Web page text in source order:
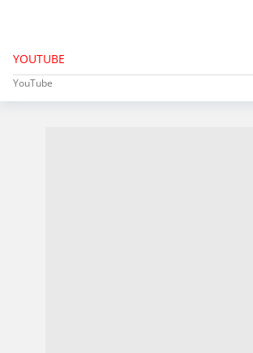
YOUTUBE
YouTube